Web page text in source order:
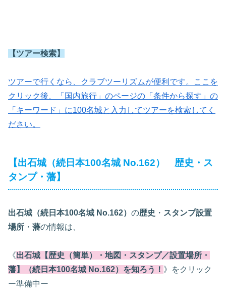
【ツアー検索】
ツアーで行くなら、クラブツーリズムが便利です。ここを
クリック後、「国内旅行」のページの「条件から探す」の
「キーワード」に100名城と入力してツアーを検索してく
ださい。
【出石城（続日本100名城 No.162） 歴史・ス
タンプ・藩】
出石城（続日本100名城 No.162） の歴史 ・ スタンプ設置
場所 ・ 藩の情報は、
《出石城【歴史（簡単）・地図・スタンプ／設置場所・
藩】（続日本100名城 No.162）を知ろう！ 》をクリック
ー準備中ー